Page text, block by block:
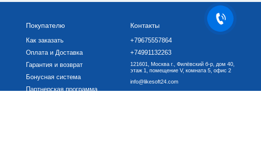
Покупателю
Как заказать
Оплата и Доставка
Гарантия и возврат
Бонусная система
Партнерская программа
Контакты
+79675557864
+74991132263
121601, Москва г., Филёвский б-р, дом 40,
этаж 1, помещение V, комната 5, офис 2
info@likesoft24.com